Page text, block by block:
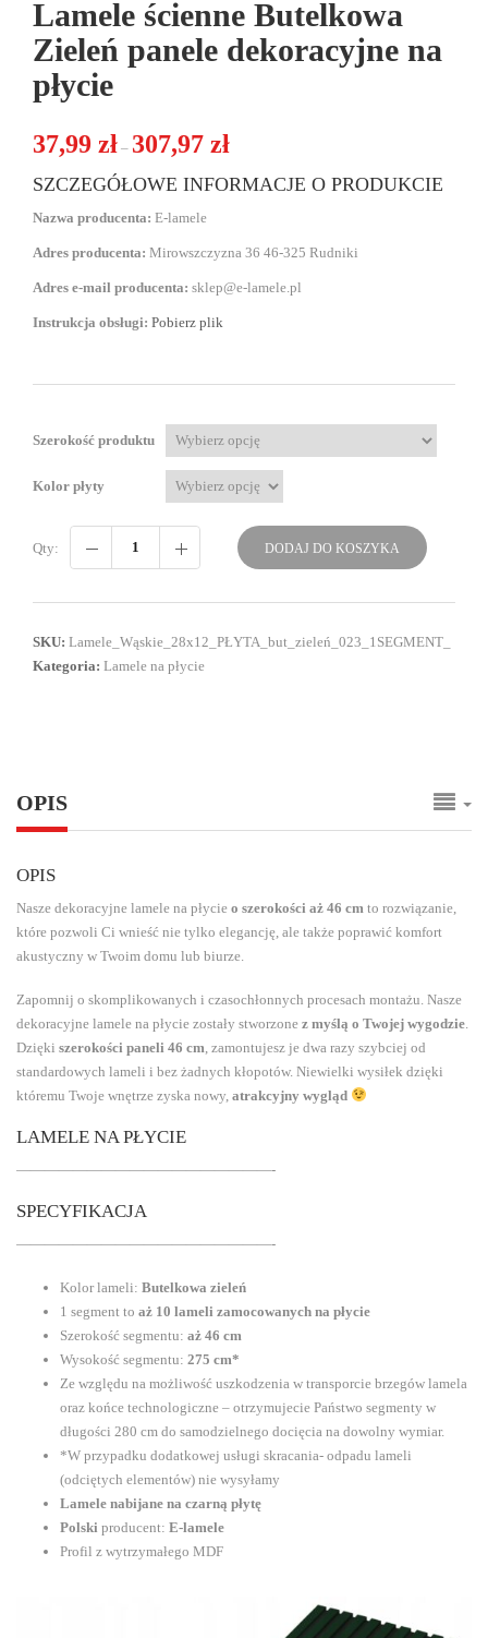
Lamele ścienne Butelkowa
Zieleń panele dekoracyjne na
płycie
37,99 zł – 307,97 zł
SZCZEGÓŁOWE INFORMACJE O PRODUKCIE
Nazwa producenta: E-lamele
Adres producenta: Mirowszczyzna 36 46-325 Rudniki
Adres e-mail producenta: sklep@e-lamele.pl
Instrukcja obsługi: Pobierz plik
Szerokość produktu
Kolor płyty
Qty: DODAJ DO KOSZYKA
SKU: Lamele_Wąskie_28x12_PŁYTA_but_zieleń_023_1SEGMENT_
Kategoria: Lamele na płycie
OPIS
OPIS
Nasze dekoracyjne lamele na płycie o szerokości aż 46 cm to rozwiązanie,
które pozwoli Ci wnieść nie tylko elegancję, ale także poprawić komfort
akustyczny w Twoim domu lub biurze.
Zapomnij o skomplikowanych i czasochłonnych procesach montażu. Nasze
dekoracyjne lamele na płycie zostały stworzone z myślą o Twojej wygodzie
Dzięki szerokości paneli 46 cm , zamontujesz je dwa razy szybciej od
standardowych lameli i bez żadnych kłopotów. Niewielki wysiłek dzięki
któremu Twoje wnętrze zyska nowy, atrakcyjny wygląd
LAMELE NA PŁYCIE
——————————————————-
SPECYFIKACJA
——————————————————-
Kolor lameli: Butelkowa zieleń
1 segment to aż 10 lameli zamocowanych na płycie
Szerokość segmentu: aż 46 cm
Wysokość segmentu: 275 cm*
Ze względu na możliwość uszkodzenia w transporcie brzegów lamela
oraz końce technologiczne – otrzymujecie Państwo segmenty w
długości 280 cm do samodzielnego docięcia na dowolny wymiar.
*W przypadku dodatkowej usługi skracania- odpadu lameli
(odciętych elementów) nie wysyłamy
Lamele nabijane na czarną płytę
Polski producent: E-lamele
Profil z wytrzymałego MDF